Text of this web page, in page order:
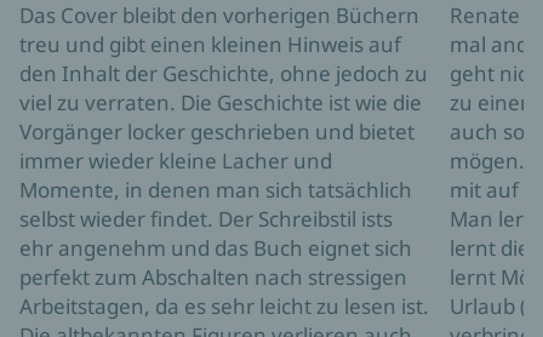
Das Cover bleibt den vorherigen Büchern
treu und gibt einen kleinen Hinweis auf
den Inhalt der Geschichte, ohne jedoch zu
viel zu verraten. Die Geschichte ist wie die
Vorgänger locker geschrieben und bietet
immer wieder kleine Lacher und
Momente, in denen man sich tatsächlich
selbst wieder findet. Der Schreibstil ists
ehr angenehm und das Buch eignet sich
perfekt zum Abschalten nach stressigen
Arbeitstagen, da es sehr leicht zu lesen ist.
Renate
mal
geht
zu
auch so
mögen.
mit auf
Man
lernt die
lernt
Urlaub